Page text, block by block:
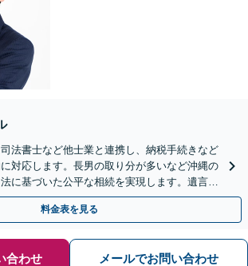
司法書士など他士業と連携し、納税手続きなど
対応します。長男の取り分が多いなど沖縄の
に基づいた公平な相続を実現します。遺言書
駐車場完備】【離島へ出張も対応】
料金表を見る
合わせ メールでお問い合わせ